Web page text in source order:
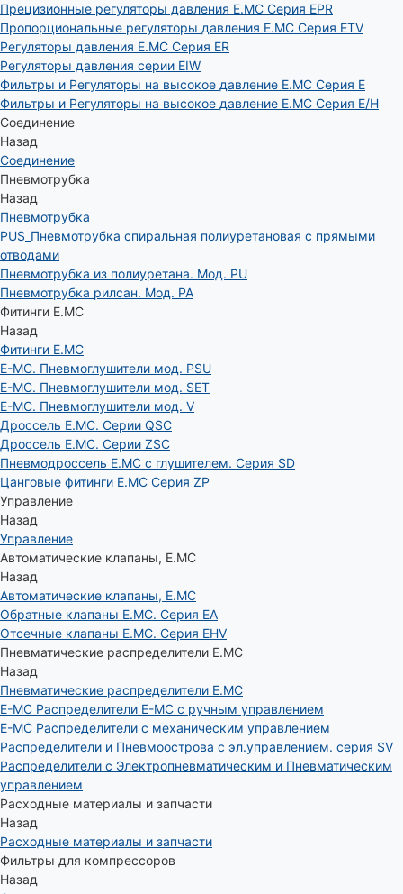
Прецизионные регуляторы давления E.MC Серия EPR
Пропорциональные регуляторы давления E.MC Серия ETV
Регуляторы давления E.MC Серия ER
Регуляторы давления серии EIW
Фильтры и Регуляторы на высокое давление E.MC Серия E
Фильтры и Регуляторы на высокое давление E.MC Серия E/H
Соединение
Назад
Соединение
Пневмотрубка
Назад
Пневмотрубка
PUS_Пневмотрубка спиральная полиуретановая с прямыми
отводами
Пневмотрубка из полиуретана. Мод. РU
Пневмотрубка рилсан. Мод. PA
Фитинги E.MC
Назад
Фитинги E.MC
E-MC. Пневмоглушители мод. PSU
E-MC. Пневмоглушители мод. SET
E-MC. Пневмоглушители мод. V
Дроссель E.MC. Серии QSC
Дроссель E.MC. Серии ZSC
Пневмодроссель E.MC с глушителем. Серия SD
Цанговые фитинги E.MC Серия ZP
Управление
Назад
Управление
Автоматические клапаны, Е.МС
Назад
Автоматические клапаны, Е.МС
Обратные клапаны E.MC. Серия EA
Отсечные клапаны E.MC. Серия EHV
Пневматические распределители E.MC
Назад
Пневматические распределители E.MC
E-MC Распределители E-MC с ручным управлением
E-MC Распределители с механическим управлением
Распределители и Пневмоострова с эл.управлением. серия SV
Распределители с Электропневматическим и Пневматическим
управлением
Расходные материалы и запчасти
Назад
Расходные материалы и запчасти
Фильтры для компрессоров
Назад